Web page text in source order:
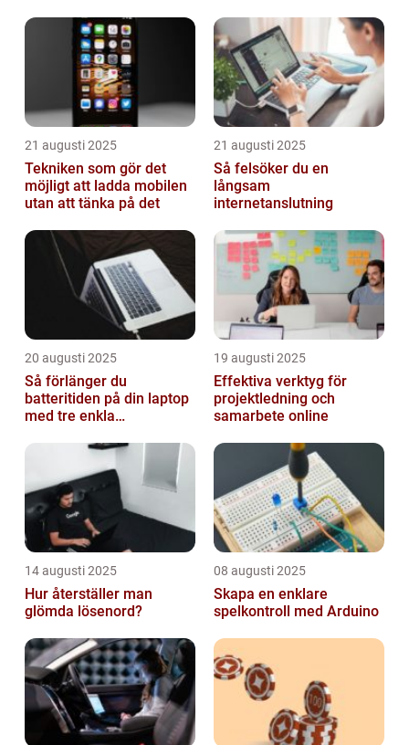
21 augusti 2025
Tekniken som gör det
möjligt att ladda mobilen
utan att tänka på det
21 augusti 2025
Så felsöker du en
långsam
internetanslutning
20 augusti 2025
Så förlänger du
batteritiden på din laptop
med tre enkla
19 augusti 2025
Effektiva verktyg för
projektledning och
samarbete online
14 augusti 2025
Hur återställer man
glömda lösenord?
08 augusti 2025
Skapa en enklare
spelkontroll med Arduino